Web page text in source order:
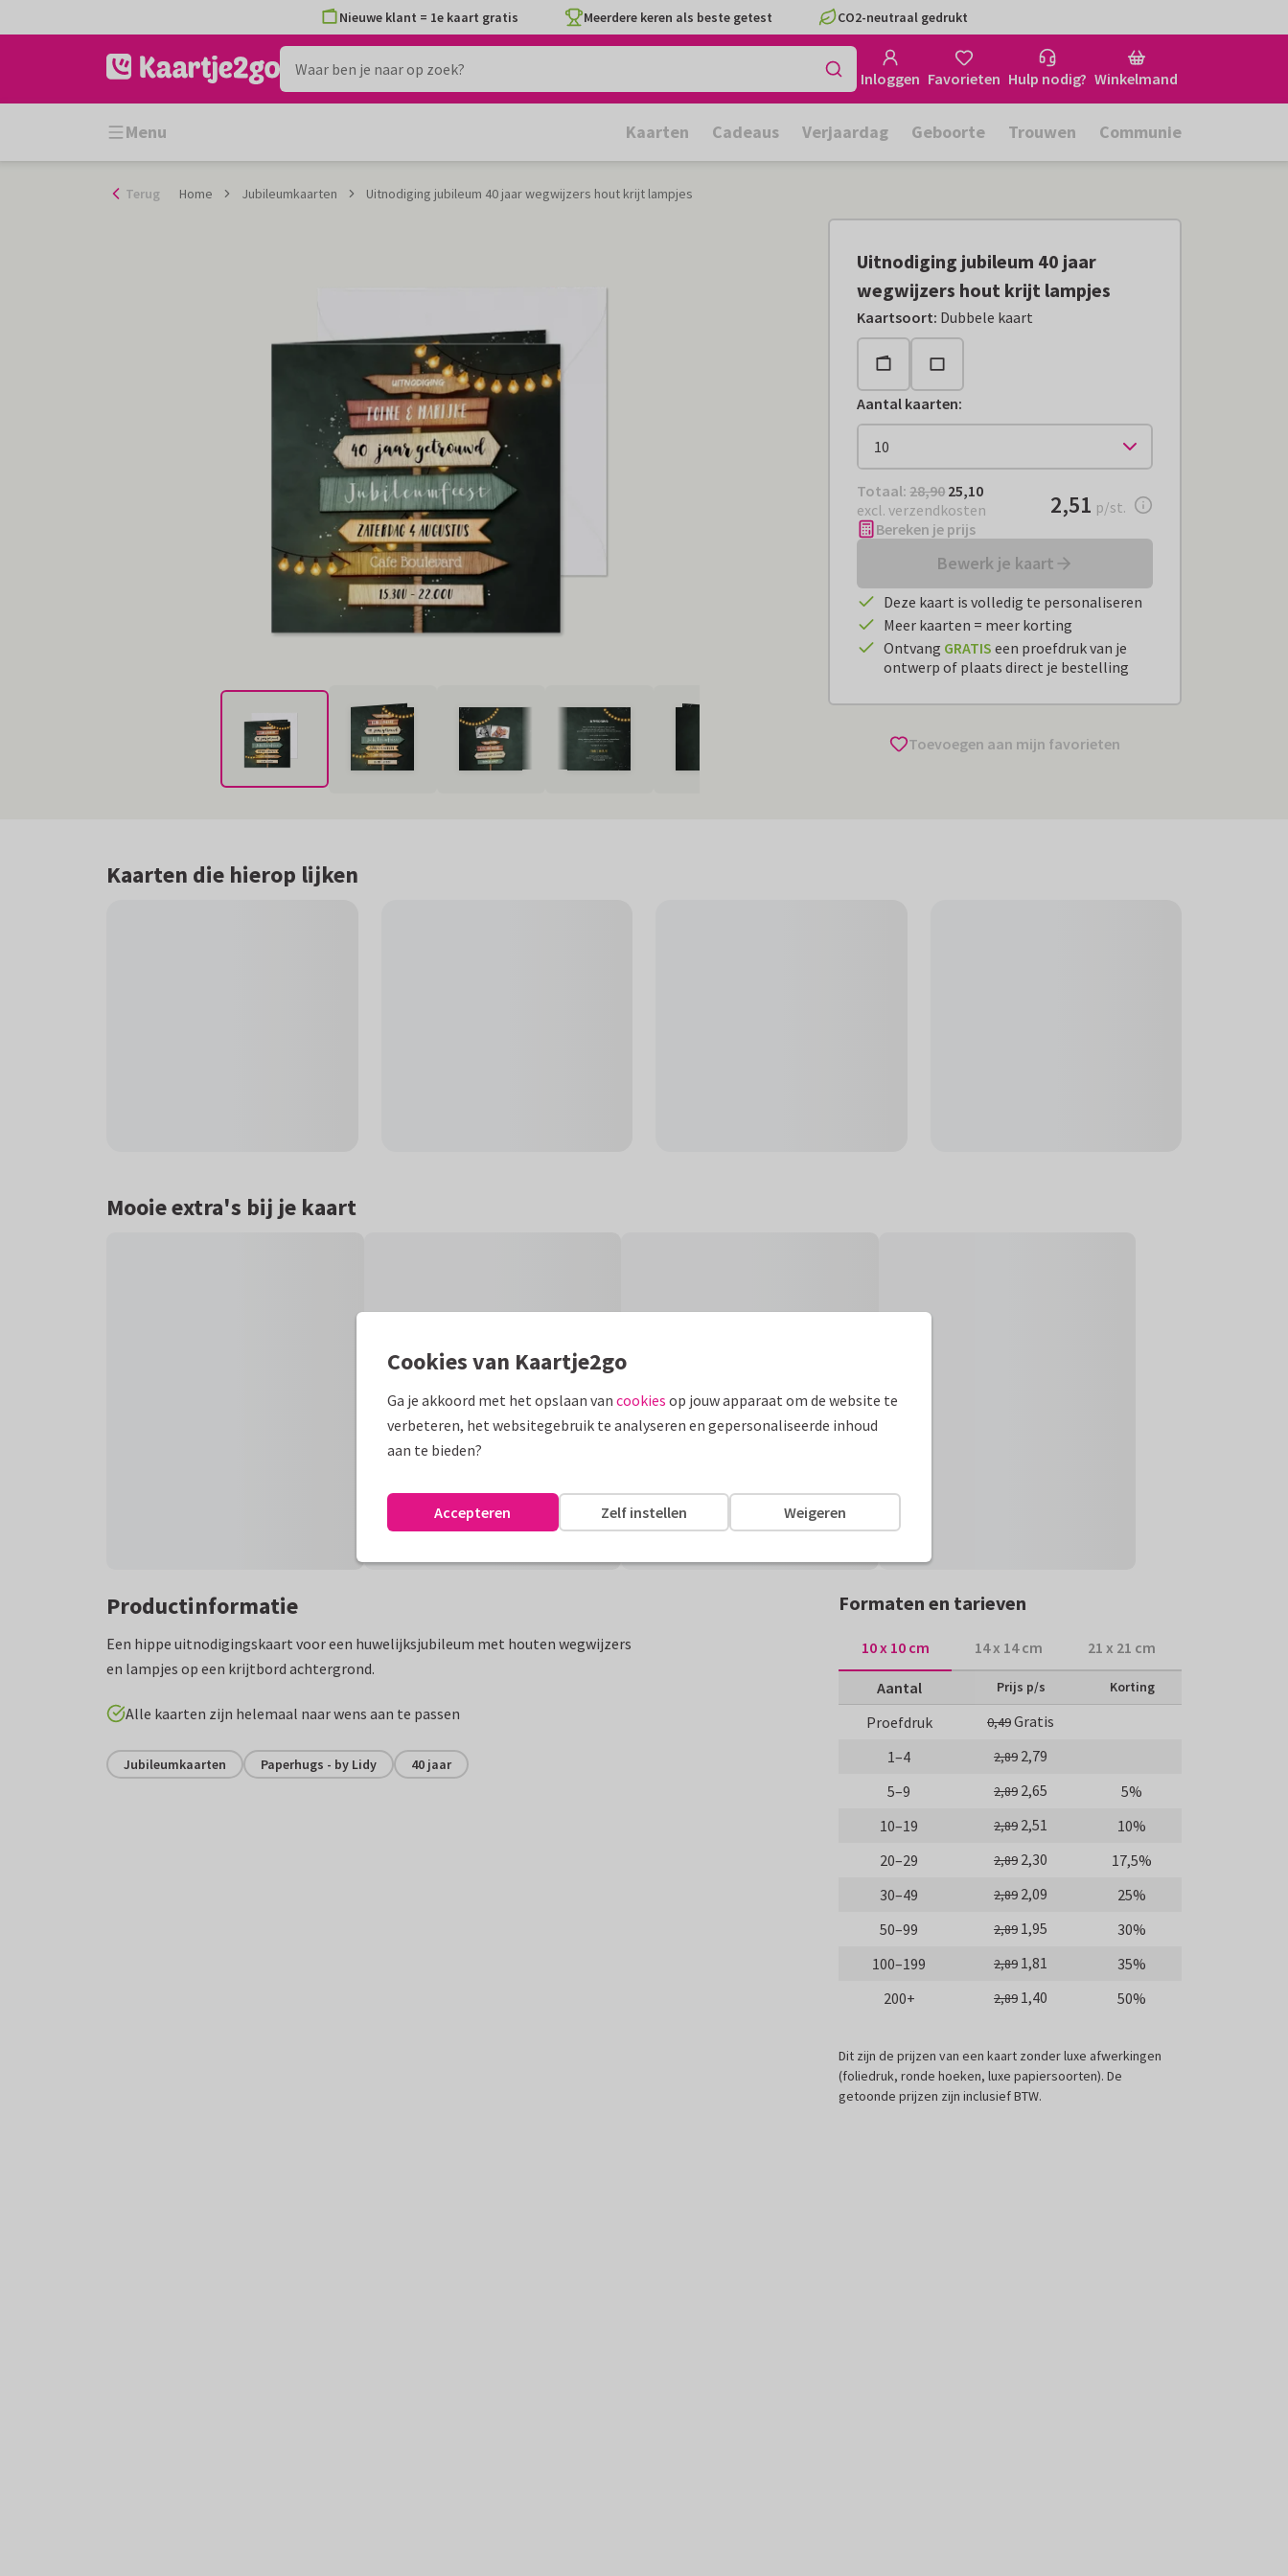
naar
Nieuwe klant = 1e kaart gratis Meerdere keren als beste getest CO2-neutraal gedrukt
Inloggen Favorieten Hulp nodig? Winkelmand
Menu Kaarten Cadeaus Verjaardag Geboorte Trouwen Communie
Terug Home Jubileumkaarten Uitnodiging jubileum 40 jaar wegwijzers hout krijt lampjes
Uitnodiging jubileum 40 jaar
wegwijzers hout krijt lampjes
Kaartsoort: Dubbele kaart
Aantal kaarten:
Totaal: € 25,10
Totaal: 28,90 25,10
excl. verzendkosten
€ 2,51 per stuk
2,51 p/st.
Bereken je prijs
Bewerk je kaart
Deze kaart is volledig te personaliseren
Meer kaarten = meer korting
Ontvang GRATIS een proefdruk van je
ontwerp of plaats direct je bestelling
Toevoegen aan mijn favorieten
Kaarten die hierop lijken
Mooie extra's bij je kaart
Productinformatie
Een hippe uitnodigingskaart voor een huwelijksjubileum met houten wegwijzers
en lampjes op een krijtbord achtergrond.
Alle kaarten zijn helemaal naar wens aan te passen
Jubileumkaarten Paperhugs - by Lidy 40 jaar
Formaten en tarieven
10 x 10 cm 14 x 14 cm 21 x 21 cm
Aantal Prijs p/s Korting
Proefdruk 0,49Gratis
1–4
2,89 2,79
5–9
2,89 2,65
5%
10–19
2,89 2,51
10%
20–29
2,89 2,30
17,5%
30–49
2,89 2,09
25%
50–99
2,89 1,95
30%
100–199
2,89 1,81
35%
200+
2,89 1,40 50%
Dit zijn de prijzen van een kaart zonder luxe afwerkingen
(foliedruk, ronde hoeken, luxe papiersoorten). De
getoonde prijzen zijn inclusief BTW.
Cookies van Kaartje2go
Ga je akkoord met het opslaan van cookies op jouw apparaat om de website te
verbeteren, het websitegebruik te analyseren en gepersonaliseerde inhoud
aan te bieden?
Weigeren
Zelf instellen
Accepteren